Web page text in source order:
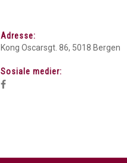
Adresse:
Kong Oscarsgt. 86, 5018 Bergen
Sosiale medier: